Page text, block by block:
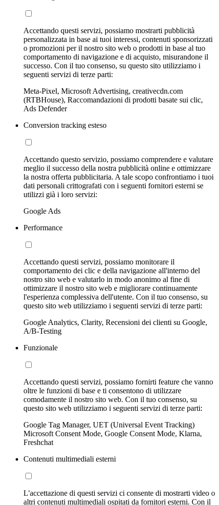
Accettando questi servizi, possiamo mostrarti pubblicità
personalizzata in base ai tuoi interessi, contenuti sponsorizzati
o promozioni per il nostro sito web o prodotti in base al tuo
comportamento di navigazione e di acquisto, misurandone il
successo. Con il tuo consenso, su questo sito utilizziamo i
seguenti servizi di terze parti:
Meta-Pixel, Microsoft Advertising, creativecdn.com
(RTBHouse), Raccomandazioni di prodotti basate sui clic,
Ads Defender
Conversion tracking esteso
Accettando questo servizio, possiamo comprendere e valutare
meglio il successo della nostra pubblicità online e ottimizzare
la nostra offerta pubblicitaria. A tale scopo confrontiamo i tuoi
dati personali crittografati con i seguenti fornitori esterni se
utilizzi già i loro servizi:
Google Ads
Performance
Accettando questi servizi, possiamo monitorare il
comportamento dei clic e della navigazione all'interno del
nostro sito web e valutarlo in modo anonimo al fine di
ottimizzare il nostro sito web e migliorare continuamente
l'esperienza complessiva dell'utente. Con il tuo consenso, su
questo sito web utilizziamo i seguenti servizi di terze parti:
Google Analytics, Clarity, Recensioni dei clienti su Google,
A/B-Testing
Funzionale
Accettando questi servizi, possiamo fornirti feature che vanno
oltre le funzioni di base e ti consentono di utilizzare
comodamente il nostro sito web. Con il tuo consenso, su
questo sito web utilizziamo i seguenti servizi di terze parti:
Google Tag Manager, UET (Universal Event Tracking)
Microsoft Consent Mode, Google Consent Mode, Klarna,
Freshchat
Contenuti multimediali esterni
L'accettazione di questi servizi ci consente di mostrarti video o
altri contenuti multimediali ospitati da fornitori esterni. Con il